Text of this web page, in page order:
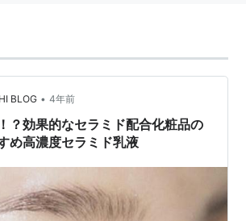
BLOG • 4年前
？効果的なセラミド配合化粧品の
め高濃度セラミド乳液